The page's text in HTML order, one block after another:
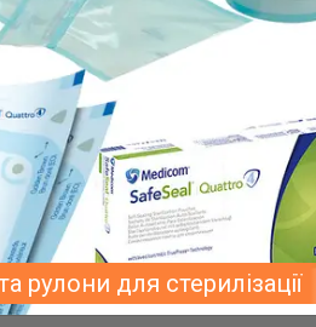
рулони для стерилізації